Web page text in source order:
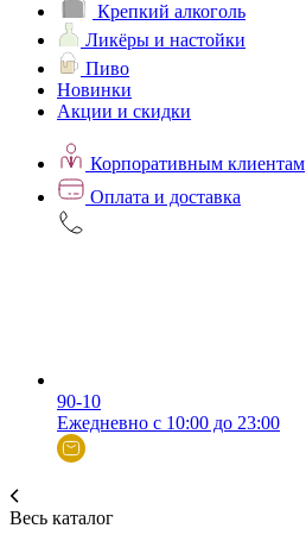
Крепкий алкоголь
Ликёры и настойки
Пиво
Новинки
Акции и скидки
Корпоративным клиентам
Оплата и доставка
90-10
Ежедневно с 10:00 до 23:00
Весь каталог